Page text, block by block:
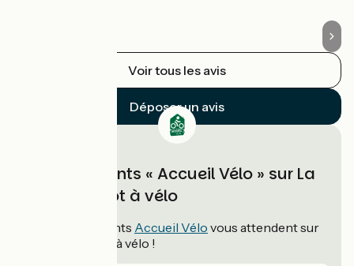
Voir tous les avis
Déposer un avis
Hébergements « Accueil Vélo » sur La
vallée du Lot à vélo
hébergements Accueil Vélo vous attendent sur
La vallée du Lot à vélo !